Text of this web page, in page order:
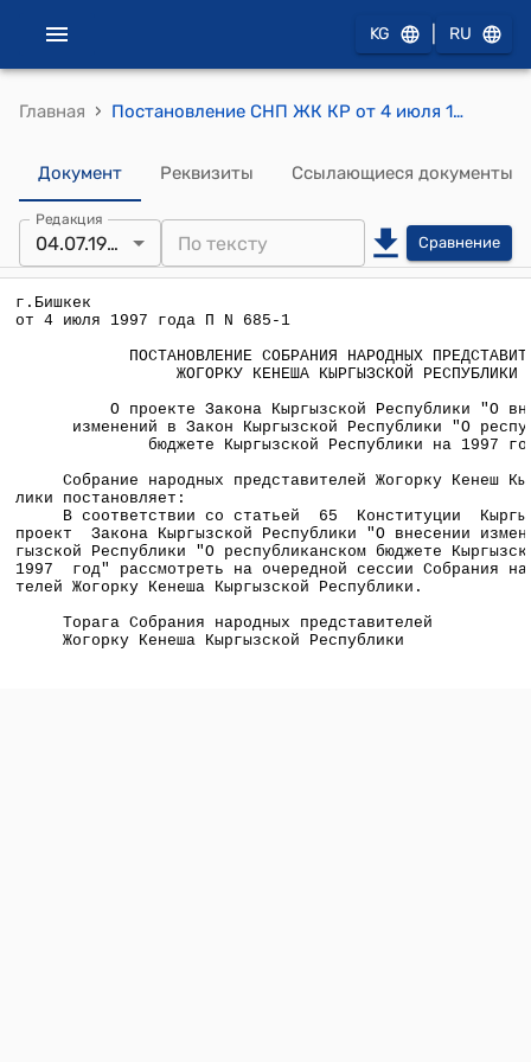
KG RU
Главная › Постановление СНП ЖК КР от 4 июля 1997 года П N 685-1 "О проекте Закона Кыргызской Республики "О внесении изменений в Закон Кыргызской Республики "О республиканском бюджете Кыргызской Республики на 1997 год"
Документ Реквизиты Ссылающиеся документы
Редакция
04.07.1997 Сравнение